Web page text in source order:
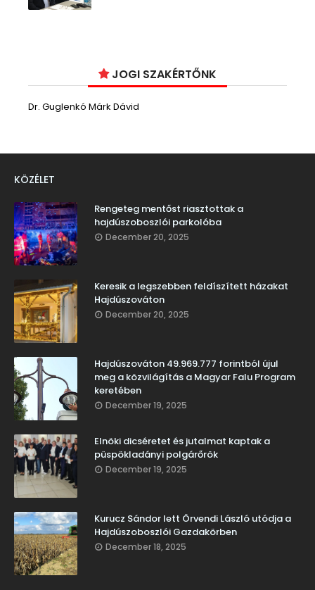
JOGI SZAKÉRTŐNK
Dr. Guglenkó Márk Dávid
KÖZÉLET
Rengeteg mentőst riasztottak a
hajdúszoboszlói parkolóba
December 20, 2025
Keresik a legszebben feldíszített házakat
Hajdúszováton
December 20, 2025
Hajdúszováton 49.969.777 forintból újul
meg a közvilágítás a Magyar Falu Program
keretében
December 19, 2025
Elnöki dicséretet és jutalmat kaptak a
püspökladányi polgárőrök
December 19, 2025
Kurucz Sándor lett Örvendi László utódja a
Hajdúszoboszlói Gazdakörben
December 18, 2025